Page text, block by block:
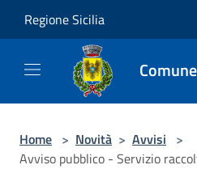
Regione Sicilia
Home > Novità > Avvisi >
Avviso pubblico - Servizio